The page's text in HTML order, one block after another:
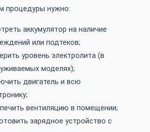
процедуры нужно:
аккумулятор на наличие
или подтеков;
уровень электролита (в
моделях);
двигатель и всю
вентиляцию в помещении;
зарядное устройство с